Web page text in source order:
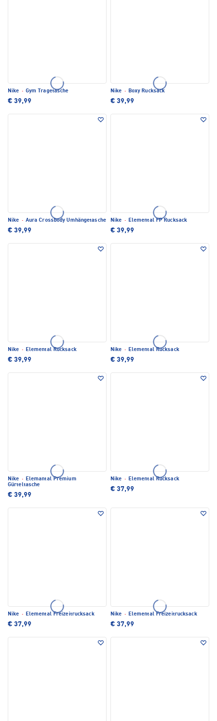
Nike · Gym Tragetasche
€ 39,99
Nike · Boxy Rucksack
€ 39,99
Nike · Aura Crossbody Umhängetasche
€ 39,99
Nike · Elemental FP Rucksack
€ 39,99
Nike · Elemental Rucksack
€ 39,99
Nike · Elemental Rucksack
€ 39,99
Nike · Elemantal Premium
Gürteltasche
€ 39,99
Nike · Elemental Rucksack
€ 37,99
Nike · Elemental Freizeitrucksack
€ 37,99
Nike · Elemental Freizeitrucksack
€ 37,99